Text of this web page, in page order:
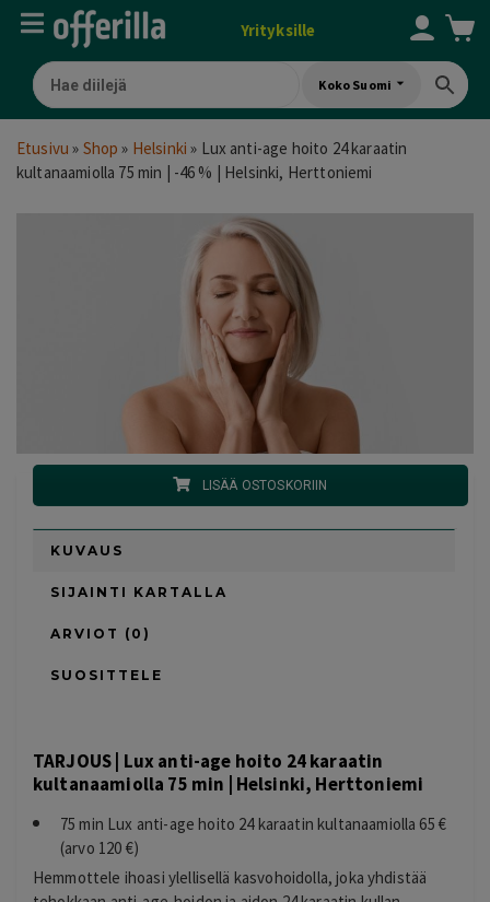
Yrityksille
Koko Suomi
Etusivu » Shop » Helsinki » Lux anti-age hoito 24 karaatin
kultanaamiolla 75 min | -46 % | Helsinki, Herttoniemi
LISÄÄ OSTOSKORIIN
KUVAUS
SIJAINTI KARTALLA
ARVIOT (0)
SUOSITTELE
TARJOUS | Lux anti-age hoito 24 karaatin
kultanaamiolla 75 min | Helsinki, Herttoniemi
75 min Lux anti-age hoito 24 karaatin kultanaamiolla 65 €
(arvo 120 €)
Hemmottele ihoasi ylellisellä kasvohoidolla, joka yhdistää